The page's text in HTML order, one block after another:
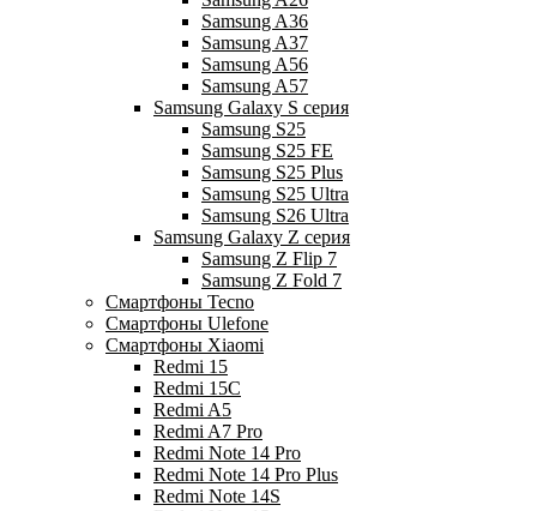
Samsung A36
Samsung A37
Samsung A56
Samsung A57
Samsung Galaxy S серия
Samsung S25
Samsung S25 FE
Samsung S25 Plus
Samsung S25 Ultra
Samsung S26 Ultra
Samsung Galaxy Z серия
Samsung Z Flip 7
Samsung Z Fold 7
Смартфоны Tecno
Смартфоны Ulefone
Смартфоны Xiaomi
Redmi 15
Redmi 15C
Redmi A5
Redmi A7 Pro
Redmi Note 14 Pro
Redmi Note 14 Pro Plus
Redmi Note 14S